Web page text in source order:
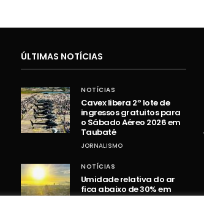
ÚLTIMAS NOTÍCIAS
NOTÍCIAS
Cavex libera 2º lote de
ingressos gratuitos para
o Sábado Aéreo 2026 em
Taubaté
JORNALISMO
NOTÍCIAS
Umidade relativa do ar
fica abaixo de 30% em
cidades do Vale do
VÍDEOS